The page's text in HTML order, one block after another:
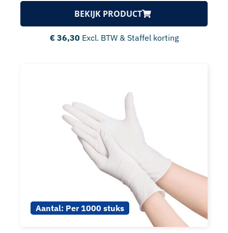
BEKIJK PRODUCT
€36,30 Excl. BTW & Staffel korting
Aantal: Per 1000 stuks